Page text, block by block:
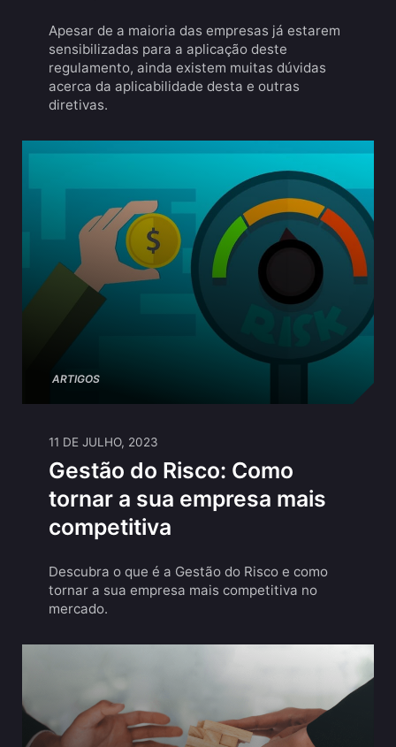
Apesar de a maioria das empresas já estarem
sensibilizadas para a aplicação deste
regulamento, ainda existem muitas dúvidas
acerca da aplicabilidade desta e outras
diretivas.
ARTIGOS
11 DE JULHO, 2023
Gestão do Risco: Como
tornar a sua empresa mais
competitiva
Descubra o que é a Gestão do Risco e como
tornar a sua empresa mais competitiva no
mercado.